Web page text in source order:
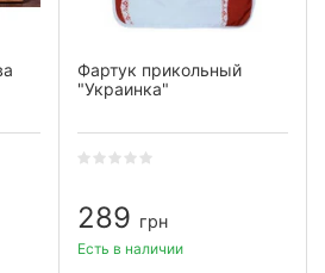
Фартук прикольный
"Украинка"
289 грн
Есть в наличии